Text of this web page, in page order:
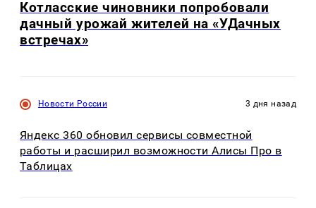
Котласские чиновники попробовали
дачный урожай жителей на «УДачных
встречах»
Новости России 3 дня назад
Яндекс 360 обновил сервисы совместной
работы и расширил возможности Алисы Про в
Таблицах